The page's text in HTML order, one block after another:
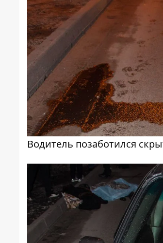
Водитель позаботился